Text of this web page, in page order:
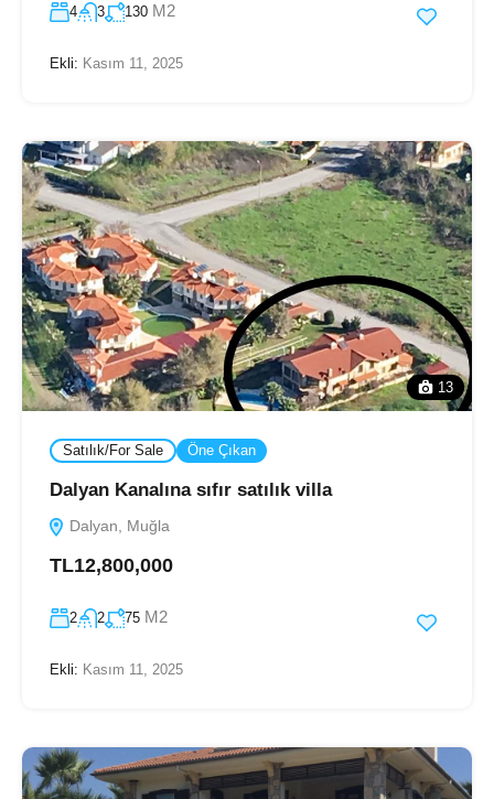
4 3 130 M2
Ekli: Kasım 11, 2025
13
Satılık/For Sale Öne Çıkan
Dalyan Kanalına sıfır satılık villa
Dalyan, Muğla
TL12,800,000
2 2 75 M2
Ekli: Kasım 11, 2025